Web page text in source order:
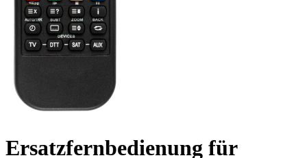
Ersatzfernbedienung für